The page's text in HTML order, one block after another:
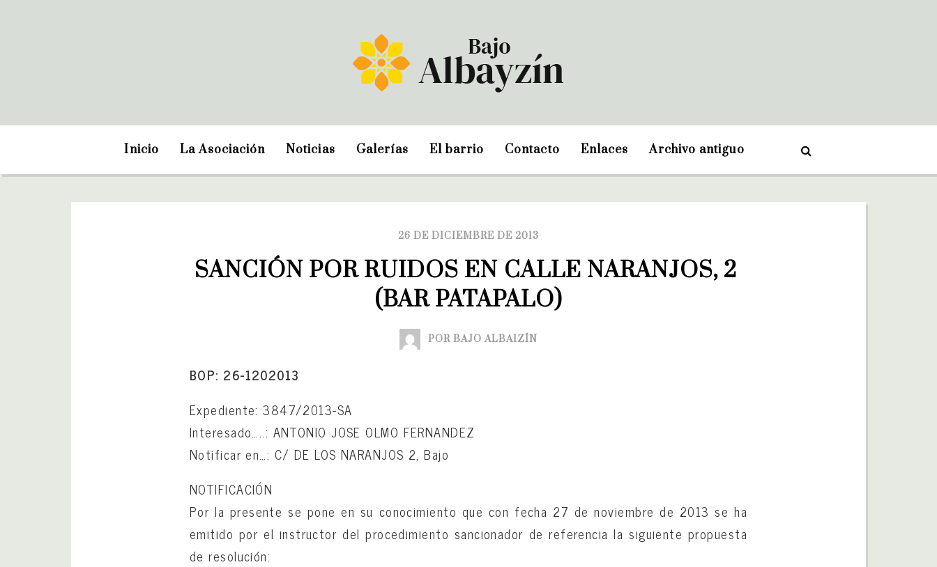
Inicio La Asociación Noticias Galerías El barrio Contacto Enlaces Archivo antiguo
26 DE DICIEMBRE DE 2013
SANCIÓN POR RUIDOS EN CALLE NARANJOS, 2
(BAR PATAPALO)
POR BAJO ALBAIZÍN
BOP: 26-1202013
Expediente: 3847/2013-SA
Interesado…..: ANTONIO JOSE OLMO FERNANDEZ
Notificar en…: C/ DE LOS NARANJOS 2, Bajo
NOTIFICACIÓN
Por la presente se pone en su conocimiento que con fecha 27 de noviembre de 2013 se ha
emitido por el instructor del procedimiento sancionador de referencia la siguiente propuesta
de resolución: